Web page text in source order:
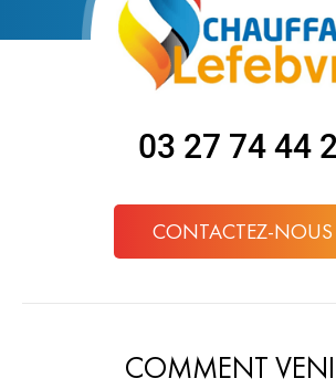
03 27 74 44
CONTACTEZ-
COMMENT